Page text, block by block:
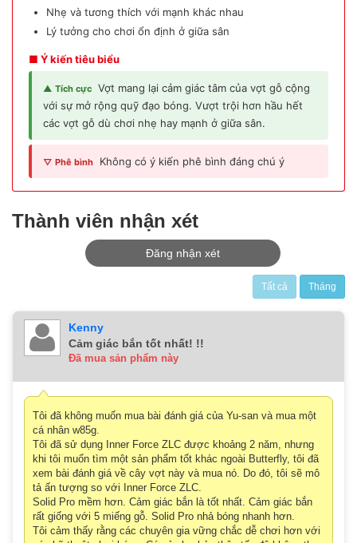
Nhẹ và tương thích với mạnh khác nhau
Lý tưởng cho chơi ổn định ở giữa sân
■ Ý kiến tiêu biểu
▲ Tích cực Vợt mang lại cảm giác tâm của vợt gỗ cộng
với sự mở rộng quỹ đạo bóng. Vượt trội hơn hầu hết
các vợt gỗ dù chơi nhẹ hay mạnh ở giữa sân.
▽ Phê bình Không có ý kiến phê bình đáng chú ý
Thành viên nhận xét
Đăng nhận xét
Tất cả Tháng
Kenny
Cảm giác bắn tốt nhất! !!
Đã mua sản phẩm này
Tôi đã không muốn mua bài đánh giá của Yu-san và mua một
cá nhân w85g.
Tôi đã sử dụng Inner Force ZLC được khoảng 2 năm, nhưng
khi tôi muốn tìm một sản phẩm tốt khác ngoài Butterfly, tôi đã
xem bài đánh giá về cây vợt này và mua nó. Do đó, tôi sẽ mô
tả ấn tượng so với Inner Force ZLC.
Solid Pro mềm hơn. Cảm giác bắn là tốt nhất. Cảm giác bắn
rất giống với 5 miếng gỗ. Solid Pro nhả bóng nhanh hơn.
Tôi cảm thấy rằng các chuyên gia vững chắc dễ chơi hơn với